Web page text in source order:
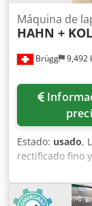
Brügg 9,492
Máquina de
HAHN +
Información de
Estado: usado,
rectificado fino
alta exactitud
diámetro
pieza de